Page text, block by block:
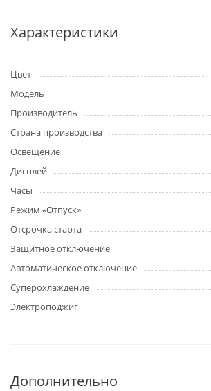
Характеристики
Цвет
Модель
Производитель
Страна производства
Освещение
Дисплей
Часы
Режим «Отпуск»
Отсрочка старта
Защитное отключение
Автоматическое отключение
Суперохлаждение
Электроподжиг
Дополнительно